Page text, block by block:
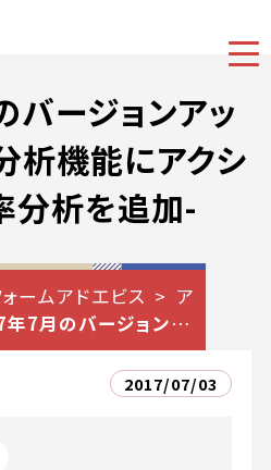
ージョンアッ
析機能にアクシ
分析を追加-
ームアドエビス
ア
7月のバージョンアッ
クション喚起率分析
2017/07/03